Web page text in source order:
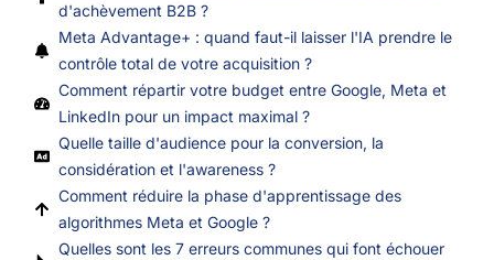
d'achèvement B2B ?
Meta Advantage+ : quand faut-il laisser l'IA prendre le
contrôle total de votre acquisition ?
Comment répartir votre budget entre Google, Meta et
LinkedIn pour un impact maximal ?
Quelle taille d'audience pour la conversion, la
considération et l'awareness ?
Comment réduire la phase d'apprentissage des
algorithmes Meta et Google ?
Quelles sont les 7 erreurs communes qui font échouer